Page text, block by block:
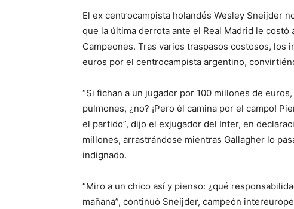
El ex centrocampista holandés Wesley Sneijder
que la última derrota ante el Real Madrid le costó
Campeones. Tras varios traspasos costosos, los
euros por el centrocampista argentino,
“Si fichan a un jugador por 100 millones de
pulmones, ¿no? ¡Pero él camina por el campo!
el partido”, dijo el exjugador del Inter, en
millones, arrastrándose mientras Gallagher lo
indignado.
“Miro a un chico así y pienso: ¿qué
mañana”, continuó Sneijder, campeón